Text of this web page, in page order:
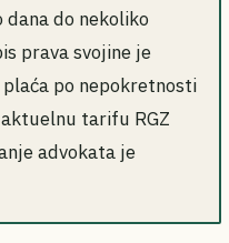
do nekoliko
prava svojine je
po nepokretnosti
tarifu RGZ
advokata je